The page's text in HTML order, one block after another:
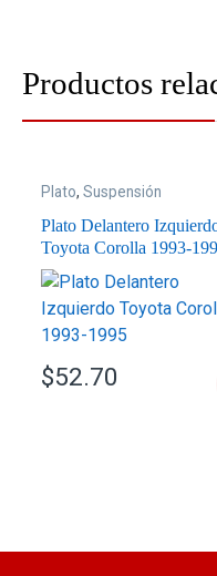
Productos
Plato,Suspensión
Plato Delantero
Toyota Corolla 1993-
$52.70